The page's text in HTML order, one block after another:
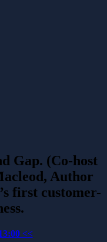
Gap. (Co-host
Author
first customer-
<<